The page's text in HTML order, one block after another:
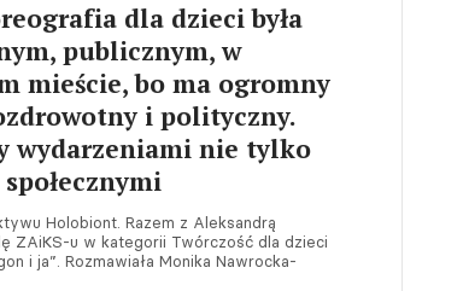
dla dzieci była
publicznym, w
mieście, bo ma ogromny
i polityczny.
wydarzeniami nie tylko
Holobiont. Razem z Aleksandrą
ZAiKS-u w kategorii Twórczość dla dzieci
i ja”. Rozmawiała Monika Nawrocka-